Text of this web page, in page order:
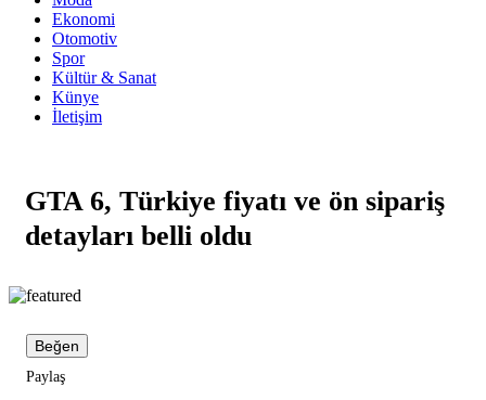
Ekonomi
Otomotiv
Spor
Kültür & Sanat
Künye
İletişim
GTA 6, Türkiye fiyatı ve ön sipariş
detayları belli oldu
Beğen
Paylaş